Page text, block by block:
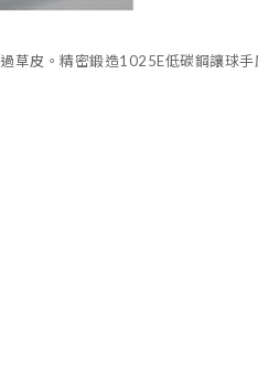
皮。精密鍛造1025E低碳鋼讓球手